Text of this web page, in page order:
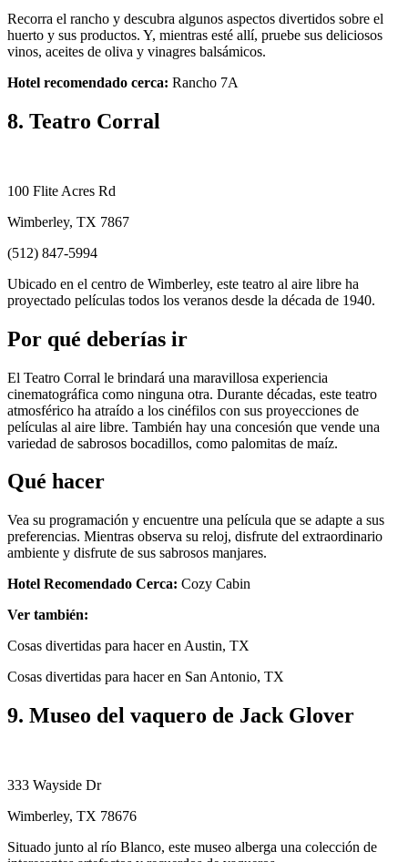
Recorra el rancho y descubra algunos aspectos divertidos sobre el
huerto y sus productos. Y, mientras esté allí, pruebe sus deliciosos
vinos, aceites de oliva y vinagres balsámicos.
Hotel recomendado cerca: Rancho 7A
8. Teatro Corral
100 Flite Acres Rd
Wimberley, TX 7867
(512) 847-5994
Ubicado en el centro de Wimberley, este teatro al aire libre ha
proyectado películas todos los veranos desde la década de 1940.
Por qué deberías ir
El Teatro Corral le brindará una maravillosa experiencia
cinematográfica como ninguna otra. Durante décadas, este teatro
atmosférico ha atraído a los cinéfilos con sus proyecciones de
películas al aire libre. También hay una concesión que vende una
variedad de sabrosos bocadillos, como palomitas de maíz.
Qué hacer
Vea su programación y encuentre una película que se adapte a sus
preferencias. Mientras observa su reloj, disfrute del extraordinario
ambiente y disfrute de sus sabrosos manjares.
Hotel Recomendado Cerca: Cozy Cabin
Ver también:
Cosas divertidas para hacer en Austin, TX
Cosas divertidas para hacer en San Antonio, TX
9. Museo del vaquero de Jack Glover
333 Wayside Dr
Wimberley, TX 78676
Situado junto al río Blanco, este museo alberga una colección de